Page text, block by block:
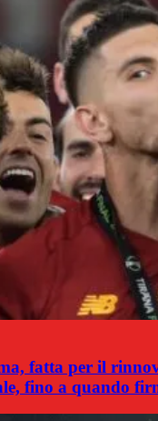
fatta per il
fino a quando